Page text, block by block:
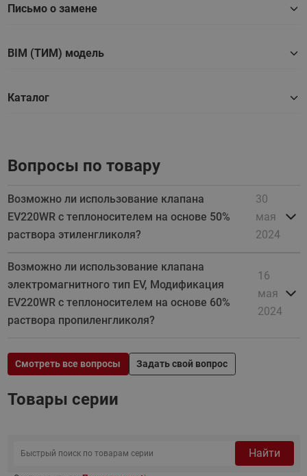
Письмо о замене
BIM (ТИМ) модель
Каталог
Вопросы по товару
Возможно ли использование клапана
EV220WR с теплоносителем на основе 50%
раствора этиленгликоля?
30
мая
2024
Возможно ли использование клапана
электромагнитного тип EV, Модификация
EV220WR с теплоносителем на основе 60%
раствора пропиленгликоля?
16
мая
2024
Смотреть все вопросы Задать свой вопрос
Товары серии
Найти